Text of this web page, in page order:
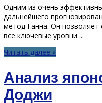
Одним из очень
дальнейшего
метод Ганна. Он позволяет
все ключевые уровни ...
Читать далее »
Анализ
Доджи